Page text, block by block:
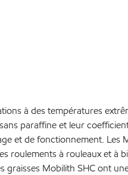
à des températures
paraffine et leur
et de fonctionnement. Les
à rouleaux et à
Mobilith SHC ont